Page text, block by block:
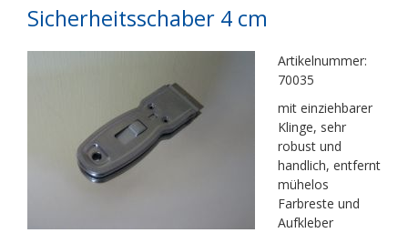
Sicherheitsschaber 4 cm
Artikelnummer:
70035
mit einziehbarer
Klinge, sehr
robust und
handlich, entfernt
mühelos
Farbreste und
Aufkleber